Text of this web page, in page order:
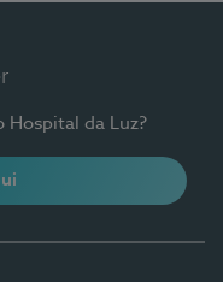
Hospital da Luz?